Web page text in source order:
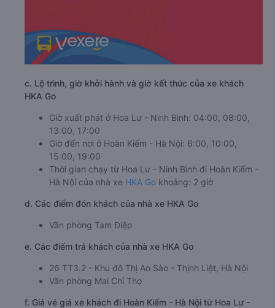
c. Lộ trình, giờ khởi hành và giờ kết thúc của xe khách
HKA Go
Giờ xuất phát ở Hoa Lư - Ninh Bình: 04:00, 08:00,
13:00, 17:00
Giờ đến nơi ở Hoàn Kiếm - Hà Nội: 6:00, 10:00,
15:00, 19:00
Thời gian chạy từ Hoa Lư - Ninh Bình đi Hoàn Kiếm -
Hà Nội của nhà xe HKA Go khoảng: 2 giờ
d. Các điểm đón khách của nhà xe HKA Go
Văn phòng Tam Điệp
e. Các điểm trả khách của nhà xe HKA Go
26 TT3.2 - Khu đô Thị Ao Sào - Thịnh Liệt, Hà Nội
Văn phòng Mai Chí Thọ
f. Giá vé giá xe khách đi Hoàn Kiếm - Hà Nội từ Hoa Lư -